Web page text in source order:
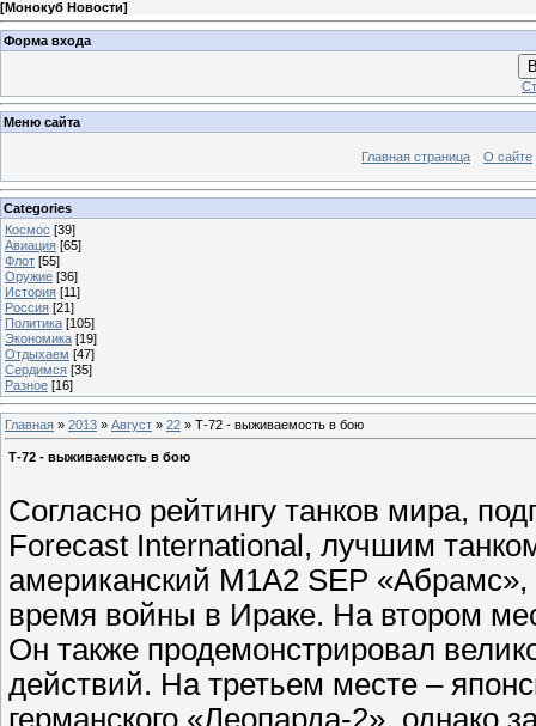
[Монокуб Новости]
Форма входа
Меню сайта
Главная страница О сайте
Categories
Космос [39]
Авиация [65]
Флот [55]
Оружие [36]
История [11]
Россия [21]
Политика [105]
Экономика [19]
Отдыхаем [47]
Сердимся [35]
Разное [16]
Главная » 2013 » Август » 22 » Т-72 - выживаемость в бою
Т-72 - выживаемость в бою
Согласно рейтингу танков мира,
Forecast International, лучшим
американский М1А2 SEP
время войны в Ираке. На втором
Он также продемонстрировал
действий. На третьем месте –
германского «Леопарда-2», однако